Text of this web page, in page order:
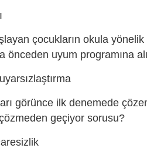
çocukların okula yönelik
önceden uyum programına
görünce ilk denemede
geçiyor sorusu?